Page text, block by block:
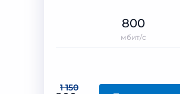
1 150
800
мбит/с